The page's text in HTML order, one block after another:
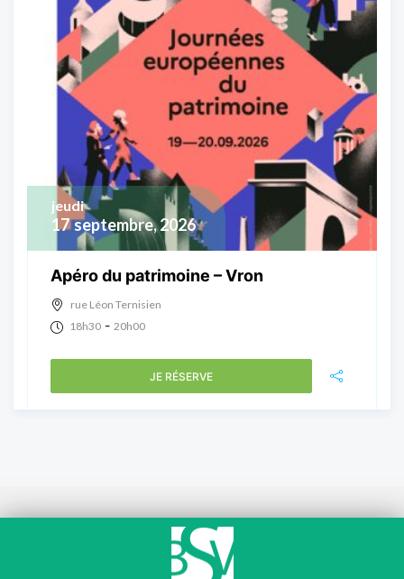
17 septembre, 2026
jeudi
Apéro du patrimoine – Vron
rue Léon Ternisien
18h30 - 20h00
JE RÉSERVE